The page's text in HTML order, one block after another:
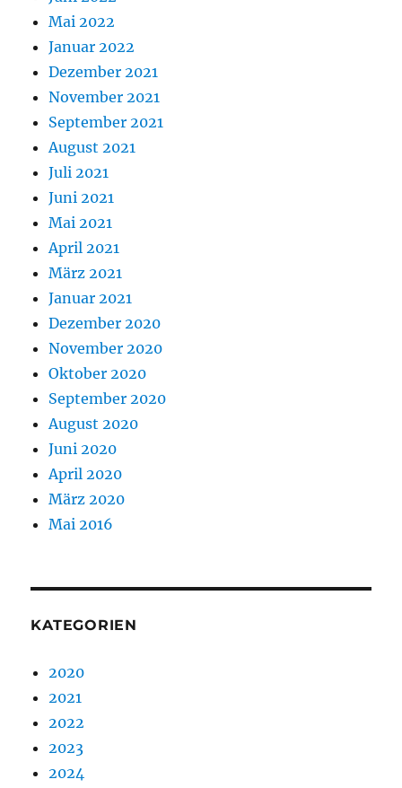
Mai 2022
Januar 2022
Dezember 2021
November 2021
September 2021
August 2021
Juli 2021
Juni 2021
Mai 2021
April 2021
März 2021
Januar 2021
Dezember 2020
November 2020
Oktober 2020
September 2020
August 2020
Juni 2020
April 2020
März 2020
Mai 2016
KATEGORIEN
2020
2021
2022
2023
2024